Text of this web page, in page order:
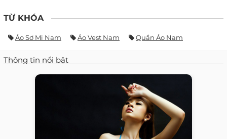
TỪ KHÓA
Áo Sơ Mi Nam Áo Vest Nam Quần Áo Nam
Thông tin nổi bật